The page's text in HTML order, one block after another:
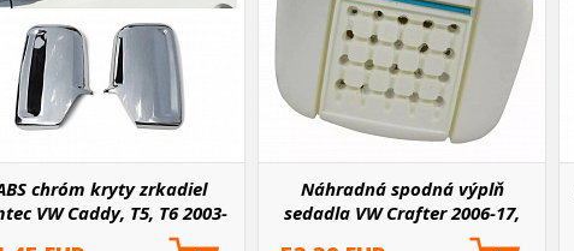
chróm kryty zrkadiel
VW Caddy, T5, T6 2003-
Náhradná spodná výplň
sedadla VW Crafter 2006-17,
MB Sprinter 2006-18 W906